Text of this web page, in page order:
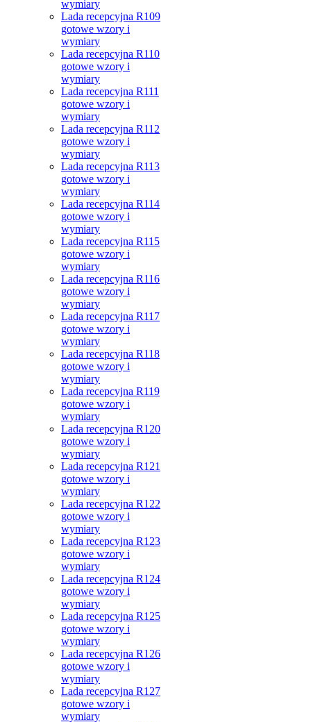
wymiary
Lada recepcyjna R109
gotowe wzory i
wymiary
Lada recepcyjna R110
gotowe wzory i
wymiary
Lada recepcyjna R111
gotowe wzory i
wymiary
Lada recepcyjna R112
gotowe wzory i
wymiary
Lada recepcyjna R113
gotowe wzory i
wymiary
Lada recepcyjna R114
gotowe wzory i
wymiary
Lada recepcyjna R115
gotowe wzory i
wymiary
Lada recepcyjna R116
gotowe wzory i
wymiary
Lada recepcyjna R117
gotowe wzory i
wymiary
Lada recepcyjna R118
gotowe wzory i
wymiary
Lada recepcyjna R119
gotowe wzory i
wymiary
Lada recepcyjna R120
gotowe wzory i
wymiary
Lada recepcyjna R121
gotowe wzory i
wymiary
Lada recepcyjna R122
gotowe wzory i
wymiary
Lada recepcyjna R123
gotowe wzory i
wymiary
Lada recepcyjna R124
gotowe wzory i
wymiary
Lada recepcyjna R125
gotowe wzory i
wymiary
Lada recepcyjna R126
gotowe wzory i
wymiary
Lada recepcyjna R127
gotowe wzory i
wymiary